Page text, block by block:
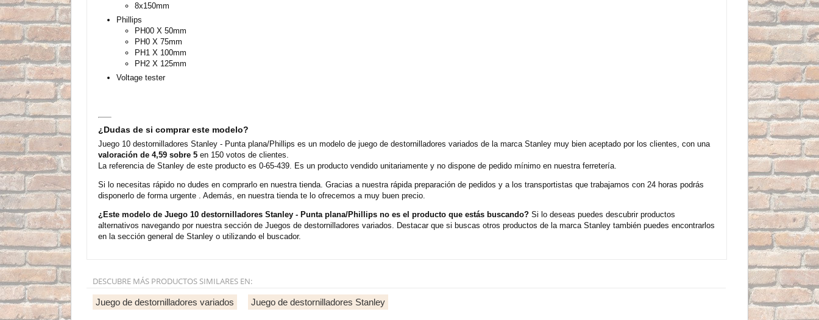
8x150mm
Phillips
PH00 X 50mm
PH0 X 75mm
PH1 X 100mm
PH2 X 125mm
Voltage tester
¿Dudas de si comprar este modelo?
Juego 10 destornilladores Stanley - Punta plana/Phillips es un modelo de juego de destornilladores variados de la marca Stanley muy bien aceptado por los clientes, con una
valoración de 4,59 sobre 5 en 150 votos de clientes.
La referencia de Stanley de este producto es 0-65-439. Es un producto vendido unitariamente y no dispone de pedido mínimo en nuestra ferretería.
Si lo necesitas rápido no dudes en comprarlo en nuestra tienda. Gracias a nuestra rápida preparación de pedidos y a los transportistas que trabajamos con 24 horas podrás
disponerlo de forma urgente . Además, en nuestra tienda te lo ofrecemos a muy buen precio.
¿Este modelo de Juego 10 destornilladores Stanley - Punta plana/Phillips no es el producto que estás buscando? Si lo deseas puedes descubrir productos
alternativos navegando por nuestra sección de Juegos de destornilladores variados. Destacar que si buscas otros productos de la marca Stanley también puedes encontrarlos
en la sección general de Stanley o utilizando el buscador.
DESCUBRE MÁS PRODUCTOS SIMILARES EN:
Juego de destornilladores variados Juego de destornilladores Stanley